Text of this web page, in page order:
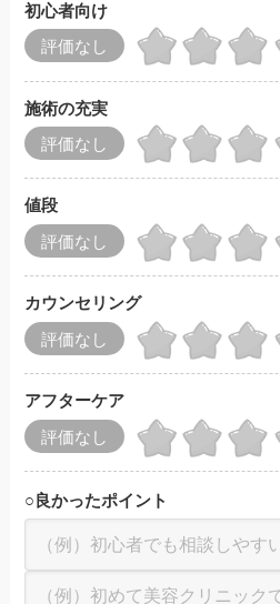
初心者向け
評価なし
施術の充実
評価なし
値段
評価なし
カウンセリング
評価なし
アフターケア
評価なし
○ 良かったポイント